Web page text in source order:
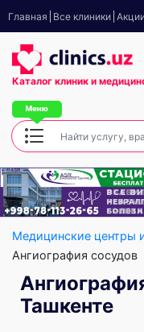
Главная Все клиники
Каталог клиник и
Медицинские центры
Ангиография сосудов
Ташкенте